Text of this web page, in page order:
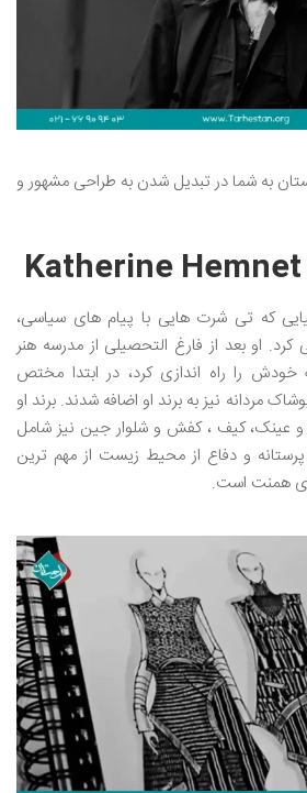
به شما در تبدیل شدن به طراحی مشهور و
که تی شرت هایی با پیام های سیاسی،
او بعد از فارغ التحصیلی از مدرسه هنر
را راه اندازی کرد، در ابتدا مختص
مردانه نیز به برند او اضافه شدند. برند او
عینک، کیف ، کفش و شلوار جین نیز شامل
و دفاع از محیط زیست از مهم ترین
همنت است.